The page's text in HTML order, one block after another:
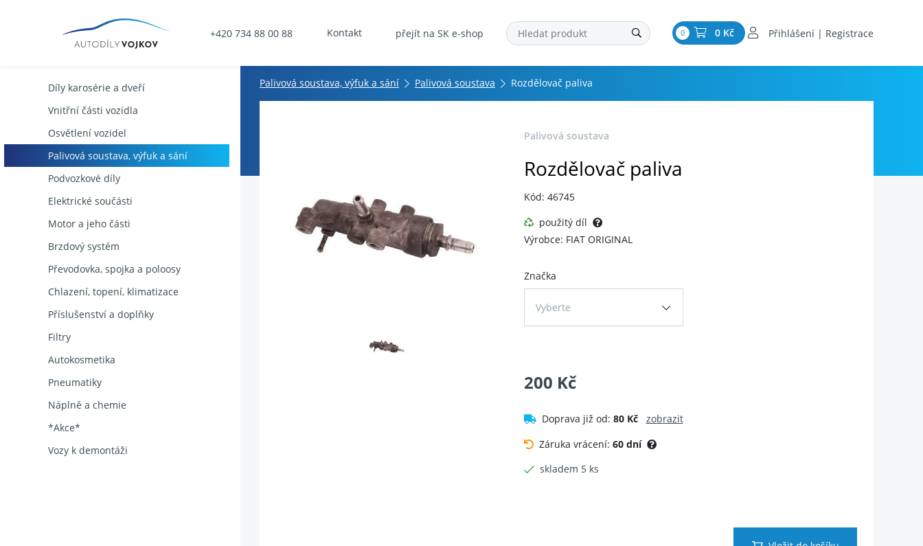
+420 734 88 00 88 Kontakt přejít na SK e-shop 0 0 Kč Přihlášení | Registrace
Díly karosérie a dveří
Vnitřní části vozidla
Osvětlení vozidel
Palivová soustava, výfuk a sání
Podvozkové díly
Elektrické součásti
Motor a jeho části
Brzdový systém
Převodovka, spojka a poloosy
Chlazení, topení, klimatizace
Příslušenství a doplňky
Filtry
Autokosmetika
Pneumatiky
Náplně a chemie
*Akce*
Vozy k demontáži
Palivová soustava, výfuk a sání Palivová soustava Rozdělovač paliva
Palivová soustava
Rozdělovač paliva
Kód: 46745
použitý díl
Výrobce: FIAT ORIGINAL
Značka
Vyberte
200 Kč
Doprava již od: 80 Kč
zobrazit
Záruka vrácení: 60 dní
skladem 5 ks